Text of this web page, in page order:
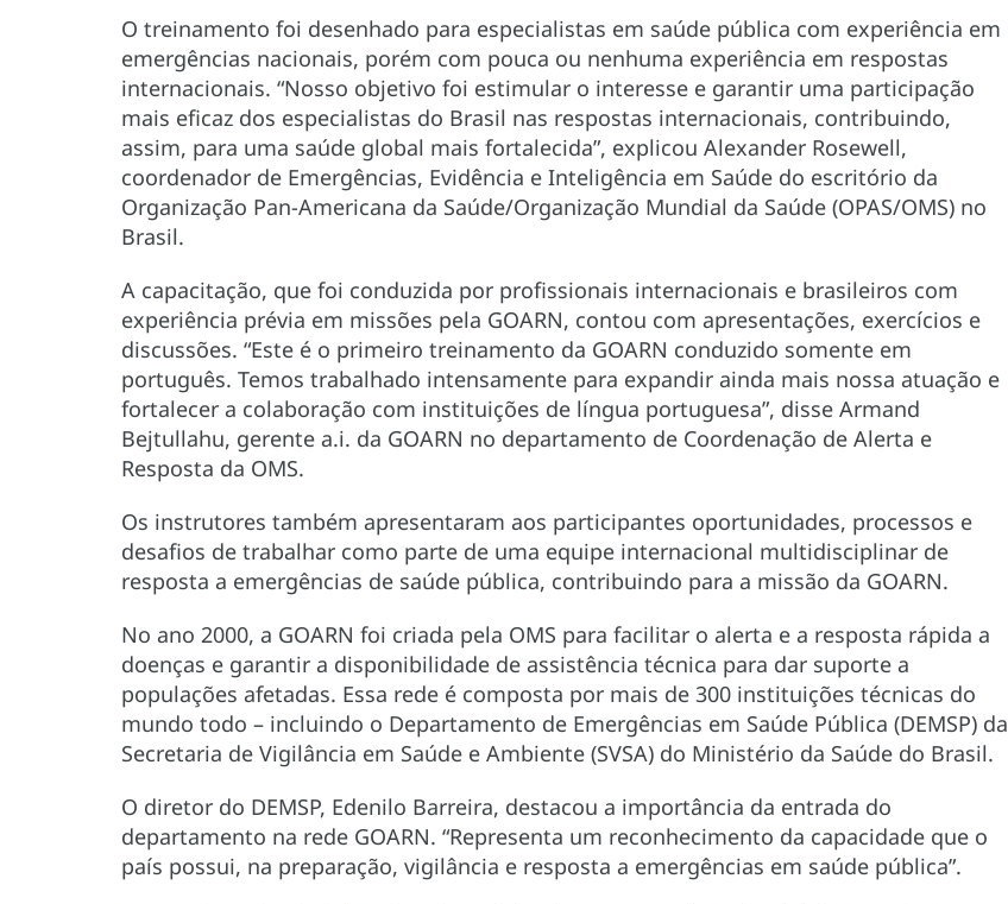
O treinamento foi desenhado para especialistas em saúde pública com experiência em
emergências nacionais, porém com pouca ou nenhuma experiência em respostas
internacionais. “Nosso objetivo foi estimular o interesse e garantir uma participação
mais eficaz dos especialistas do Brasil nas respostas internacionais, contribuindo,
assim, para uma saúde global mais fortalecida”, explicou Alexander Rosewell,
coordenador de Emergências, Evidência e Inteligência em Saúde do escritório da
Organização Pan-Americana da Saúde/Organização Mundial da Saúde (OPAS/OMS) no
Brasil.
A capacitação, que foi conduzida por profissionais internacionais e brasileiros com
experiência prévia em missões pela GOARN, contou com apresentações, exercícios e
discussões. “Este é o primeiro treinamento da GOARN conduzido somente em
português. Temos trabalhado intensamente para expandir ainda mais nossa atuação e
fortalecer a colaboração com instituições de língua portuguesa”, disse Armand
Bejtullahu, gerente a.i. da GOARN no departamento de Coordenação de Alerta e
Resposta da OMS.
Os instrutores também apresentaram aos participantes oportunidades, processos e
desafios de trabalhar como parte de uma equipe internacional multidisciplinar de
resposta a emergências de saúde pública, contribuindo para a missão da GOARN.
No ano 2000, a GOARN foi criada pela OMS para facilitar o alerta e a resposta rápida a
doenças e garantir a disponibilidade de assistência técnica para dar suporte a
populações afetadas. Essa rede é composta por mais de 300 instituições técnicas do
mundo todo – incluindo o Departamento de Emergências em Saúde Pública (DEMSP) da
Secretaria de Vigilância em Saúde e Ambiente (SVSA) do Ministério da Saúde do Brasil.
O diretor do DEMSP, Edenilo Barreira, destacou a importância da entrada do
departamento na rede GOARN. “Representa um reconhecimento da capacidade que o
país possui, na preparação, vigilância e resposta a emergências em saúde pública”.